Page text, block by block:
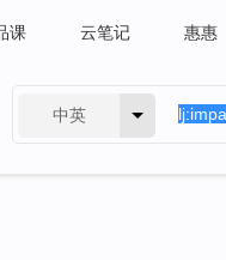
课 云笔记 惠惠
中英